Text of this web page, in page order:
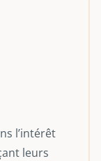
l’intérêt
leurs